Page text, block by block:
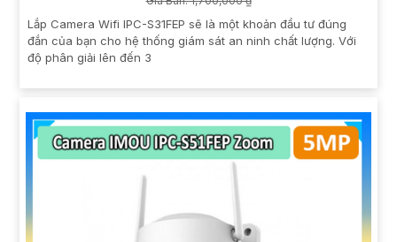
Lắp Camera Wifi IPC-S31FEP sẽ là một khoản đầu tư đúng
đắn của bạn cho hệ thống giám sát an ninh chất lượng. Với
độ phân giải lên đến 3